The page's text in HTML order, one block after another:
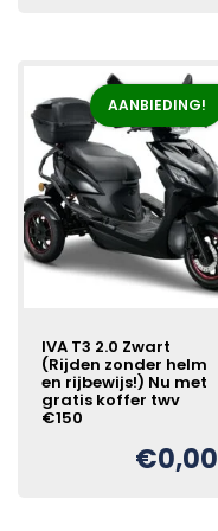
AANBIEDING!
IVA T3 2.0 Zwart
(Rijden zonder helm
en rijbewijs!) Nu met
gratis koffer twv
€150
€0,00